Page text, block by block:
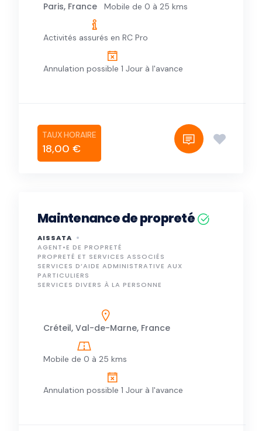
Paris, France Mobile de 0 à 25 kms
Activités assurés en RC Pro
Annulation possible 1 Jour à l'avance
18,00 €
Maintenance de propreté
AISSATA
AGENT•E DE PROPRETÉ
PROPRETÉ ET SERVICES ASSOCIÉS
SERVICES D’AIDE ADMINISTRATIVE AUX
PARTICULIERS
SERVICES DIVERS À LA PERSONNE
Créteil, Val-de-Marne, France
Mobile de 0 à 25 kms
Annulation possible 1 Jour à l'avance